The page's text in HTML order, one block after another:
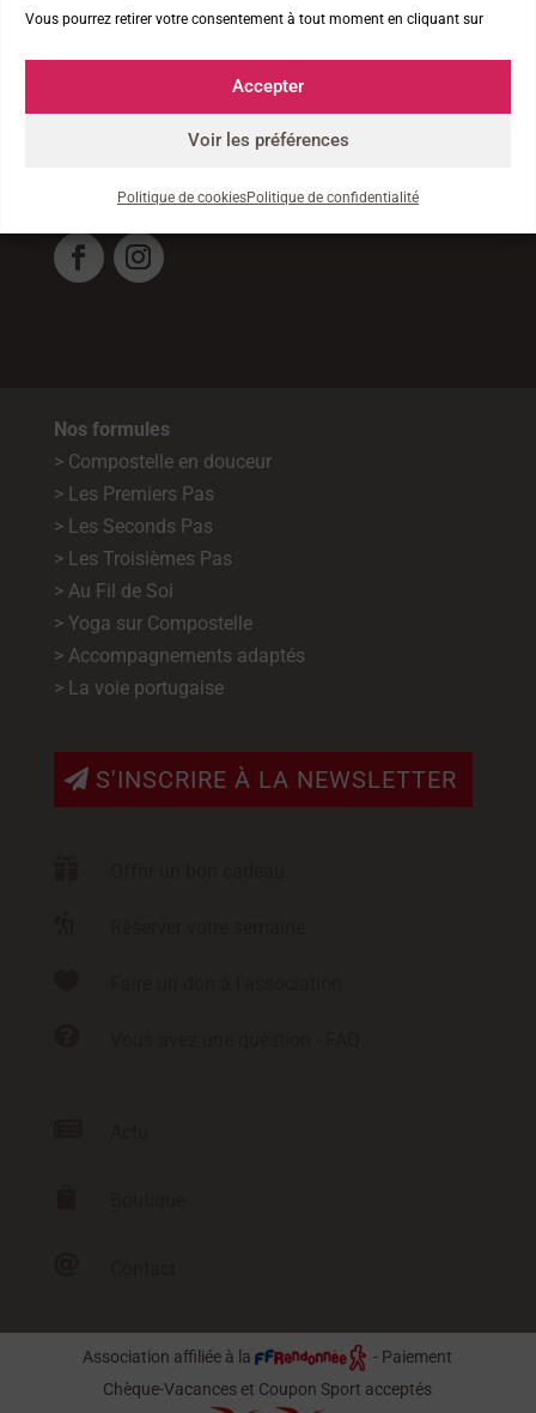
Vous pourrez retirer votre consentement à tout moment en cliquant sur
Accepter
Voir les préférences
Politique de cookiesPolitique de confidentialité
Suivez-nous
et partagez vos souvenirs
Nos formules
> Compostelle en douceur
> Les Premiers Pas
> Les Seconds Pas
> Les Troisièmes Pas
> Au Fil de Soi
> Yoga sur Compostelle
> Accompagnements adaptés
> La voie portugaise
S'INSCRIRE À LA NEWSLETTER
Association affiliée à la
- Paiement
Chèque-Vacances et Coupon Sport acceptés